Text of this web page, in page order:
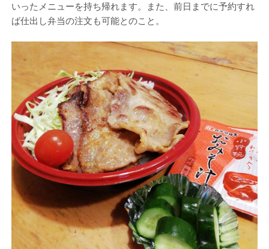
いったメニューを持ち帰れます。また、前日までに予約すれ
ば仕出し弁当の注文も可能とのこと。